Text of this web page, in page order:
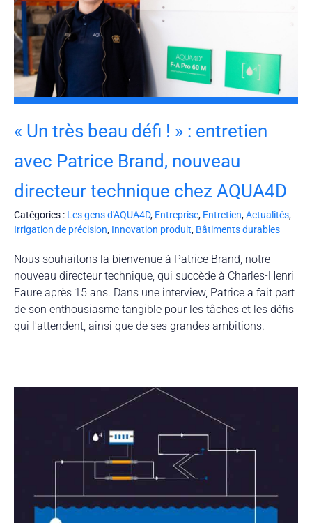
« Un très beau défi ! » : entretien
avec Patrice Brand, nouveau
directeur technique chez AQUA4D
Catégories : Les gens d'AQUA4D, Entreprise, Entretien,Actualités,
Irrigation de précision, Innovation produit, Bâtiments durables
Nous souhaitons la bienvenue à Patrice Brand, notre
nouveau directeur technique, qui succède à Charles-Henri
Faure après 15 ans. Dans une interview, Patrice a fait part
de son enthousiasme tangible pour les tâches et les défis
qui l'attendent, ainsi que de ses grandes ambitions.